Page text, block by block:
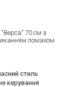
70 см з
помахом
стиль
керування